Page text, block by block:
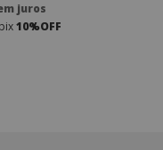
juros
10%OFF